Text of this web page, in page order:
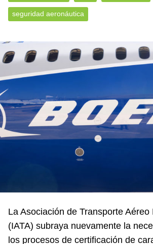
seguridad aeronáutica
La Asociación de Transporte Aéreo
(IATA) subraya nuevamente la
los procesos de certificación de